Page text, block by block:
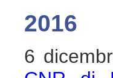
2016
6